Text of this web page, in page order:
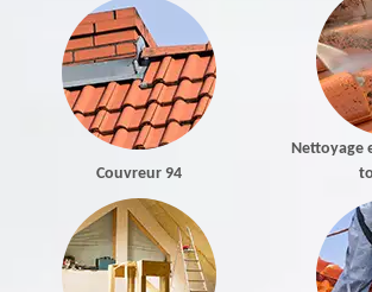
Couvreur 94
Nettoyage